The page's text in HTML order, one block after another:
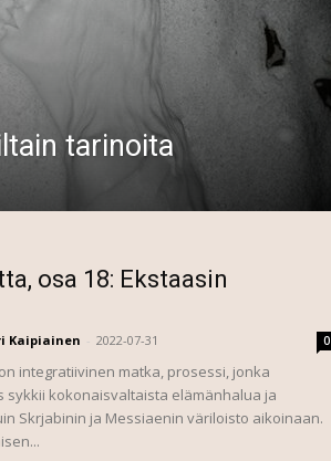
tarinoita
osa 18: Ekstaasin
Kaipiainen - 2022-07-31 0
on integratiivinen matka, prosessi, jonka
kokonaisvaltaista elämänhalua ja
Skrjabinin ja Messiaenin väriloisto aikoinaan.